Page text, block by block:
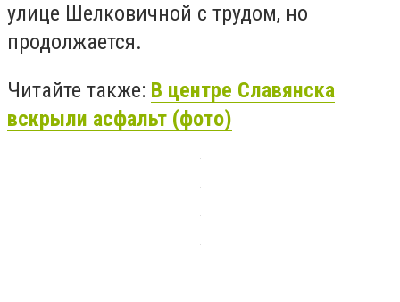
улице Шелковичной с трудом, но
продолжается.
Читайте также: В центре Славянска
вскрыли асфальт (фото)